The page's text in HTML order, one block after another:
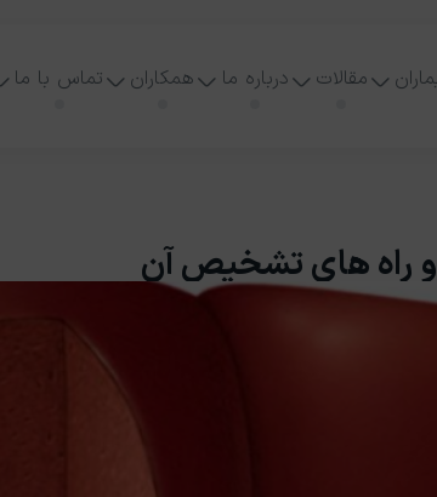
مقالات درباره ما همکاران تماس با ما
راه‌ های تشخیص آن